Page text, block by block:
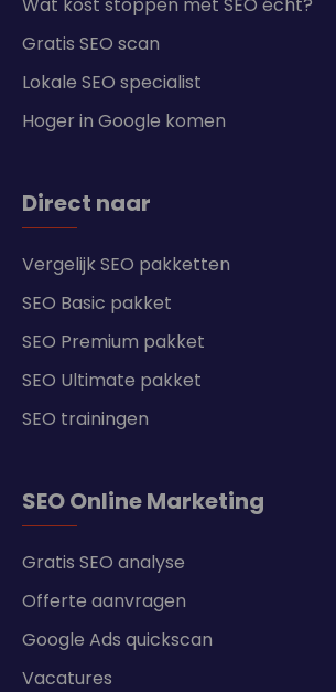
Gratis SEO scan
Lokale SEO specialist
Hoger in Google komen
Direct naar
Vergelijk SEO pakketten
SEO Basic pakket
SEO Premium pakket
SEO Ultimate pakket
SEO trainingen
SEO Online Marketing
Gratis SEO analyse
Offerte aanvragen
Google Ads quickscan
Vacatures